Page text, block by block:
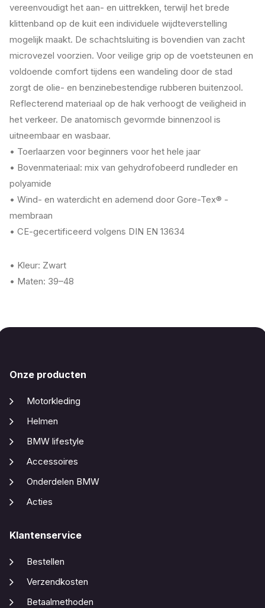
vereenvoudigt het aan- en uittrekken, terwijl het brede
klittenband op de kuit een individuele wijdteverstelling
mogelijk maakt. De schachtsluiting is bovendien van zacht
microvezel voorzien. Voor veilige grip op de voetsteunen en
voldoende comfort tijdens een wandeling door de stad
zorgt de olie- en benzinebestendige rubberen buitenzool.
Reflecterend materiaal op de hak verhoogt de veiligheid in
het verkeer. De anatomisch gevormde binnenzool is
uitneembaar en wasbaar.
• Toerlaarzen voor beginners voor het hele jaar
• Bovenmateriaal: mix van gehydrofobeerd rundleder en
polyamide
• Wind- en waterdicht en ademend door Gore-Tex® -
membraan
• CE-gecertificeerd volgens DIN EN 13634
• Kleur: Zwart
• Maten: 39–48
Onze producten
Motorkleding
Helmen
BMW lifestyle
Accessoires
Onderdelen BMW
Acties
Klantenservice
Bestellen
Verzendkosten
Betaalmethoden